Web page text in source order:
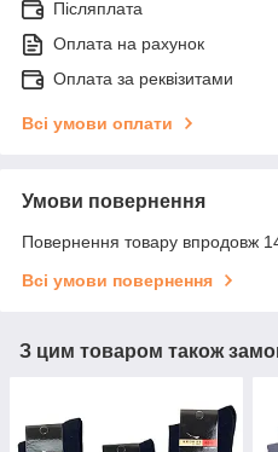
Післяплата
Оплата на рахунок
Оплата за реквізитами
Всі умови оплати
Умови повернення
Повернення товару впродовж
Всі умови повернення
З цим товаром також